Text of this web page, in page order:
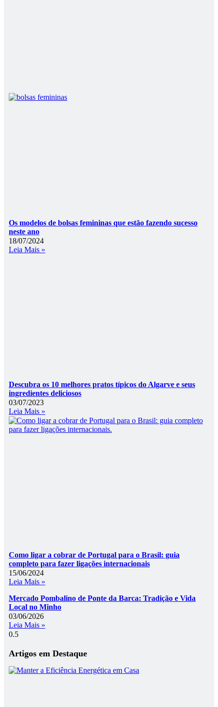
Os modelos de bolsas femininas que estão fazendo sucesso
neste ano
18/07/2024
Leia Mais »
Descubra os 10 melhores pratos típicos do Algarve e seus
ingredientes deliciosos
03/07/2023
Leia Mais »
Como ligar a cobrar de Portugal para o Brasil: guia
completo para fazer ligações internacionais
15/06/2024
Leia Mais »
Mercado Pombalino de Ponte da Barca: Tradição e Vida
Local no Minho
03/06/2026
Leia Mais »
Artigos em Destaque